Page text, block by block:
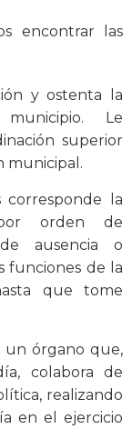
encontrar las
y ostenta la
Le
superior
municipal.
corresponde la
orden de
ausencia o
funciones de la
que tome
órgano que,
colabora de
realizando
en el ejercicio